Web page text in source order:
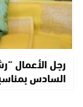
رجل الأعمال
السادس